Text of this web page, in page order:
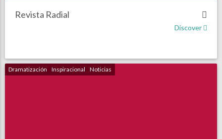
Revista Radial
Discover
Dramatización Inspiracional Noticias